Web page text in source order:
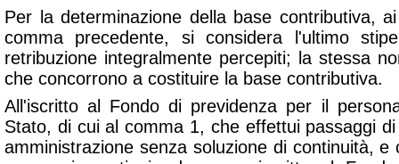
Per la determinazione della base contributiva,
comma precedente, si considera l'ultimo
retribuzione integralmente percepiti; la stessa
che concorrono a costituire la base contributiva.
All'iscritto al Fondo di previdenza per il
Stato, di cui al comma 1, che effettui passaggi
amministrazione senza soluzione di continuità,